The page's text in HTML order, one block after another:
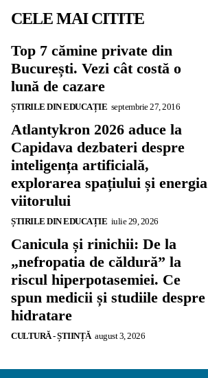
CELE MAI CITITE
Top 7 cămine private din
București. Vezi cât costă o
lună de cazare
ȘTIRILE DIN EDUCAȚIE septembrie 27, 2016
Atlantykron 2026 aduce la
Capidava dezbateri despre
inteligența artificială,
explorarea spațiului și energia
viitorului
ȘTIRILE DIN EDUCAȚIE iulie 29, 2026
Canicula și rinichii: De la
„nefropatia de căldură” la
riscul hiperpotasemiei. Ce
spun medicii și studiile despre
hidratare
CULTURĂ - ȘTIINȚĂ august 3, 2026